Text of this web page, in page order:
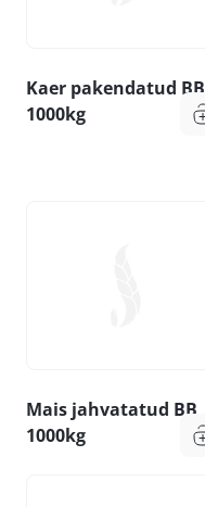
Kaer pakendatud BB
1000kg
Mais jahvatatud BB
1000kg